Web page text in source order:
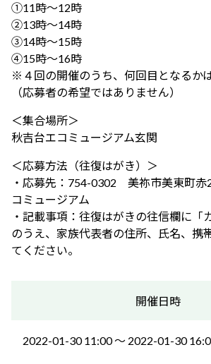
①11時～12時
②13時～14時
③14時～15時
④15時～16時
※４回の開催のうち、何回目となるか
（応募者の希望ではありません）
＜集合場所＞
秋吉台エコミュージアム玄関
＜応募方法（往復はがき）＞
・応募先：754-0302 美祢市美東町
コミュージアム
・記載事項：往復はがきの往信欄に「
のうえ、家族代表者の住所、氏名、携
てください。
開催日時
2022-01-30 11:00 〜 2022-01-30